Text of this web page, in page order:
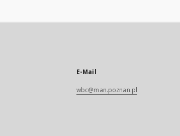
E-Mail
wbc@man.poznan.pl